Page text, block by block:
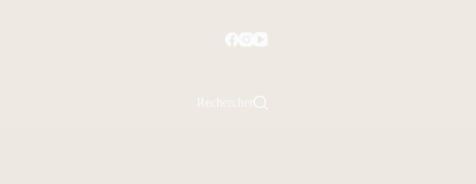
Rechercher